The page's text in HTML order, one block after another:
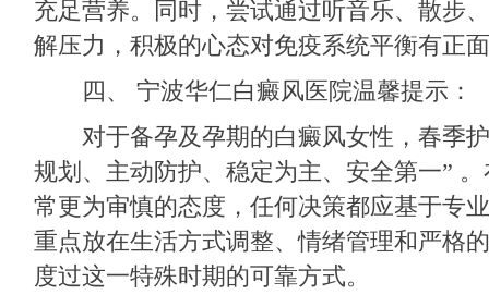
充足营养。同时，尝试通过听音乐、散步
解压力，积极的心态对免疫系统平衡有正
四、 宁波华仁白癜风医院温馨提示：
对于备孕及孕期的白癜风女性，春季护
规划、主动防护、稳定为主、安全第一”​
常更为审慎的态度，任何决策都应基于专
重点放在生活方式调整、情绪管理和严格
度过这一特殊时期的可靠方式。